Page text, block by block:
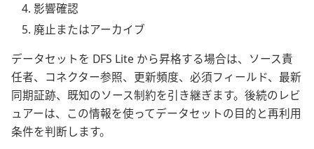
影響確認
廃止またはアーカイブ
データセットを DFS Lite から昇格する場合は、ソース責
任者、コネクター参照、更新頻度、必須フィールド、最新
同期証跡、既知のソース制約を引き継ぎます。後続のレビ
ュアーは、この情報を使ってデータセットの目的と再利用
条件を判断します。